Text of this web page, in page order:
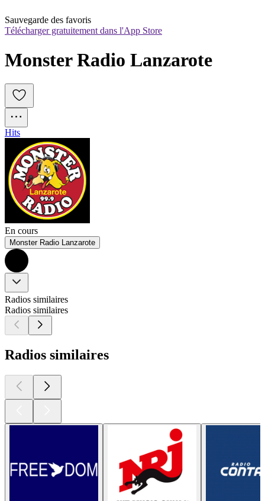
Sauvegarde des favoris
Télécharger gratuitement dans l'App Store
Monster Radio Lanzarote
Hits
En cours
Monster Radio Lanzarote
Radios similaires
Radios similaires
Radios similaires